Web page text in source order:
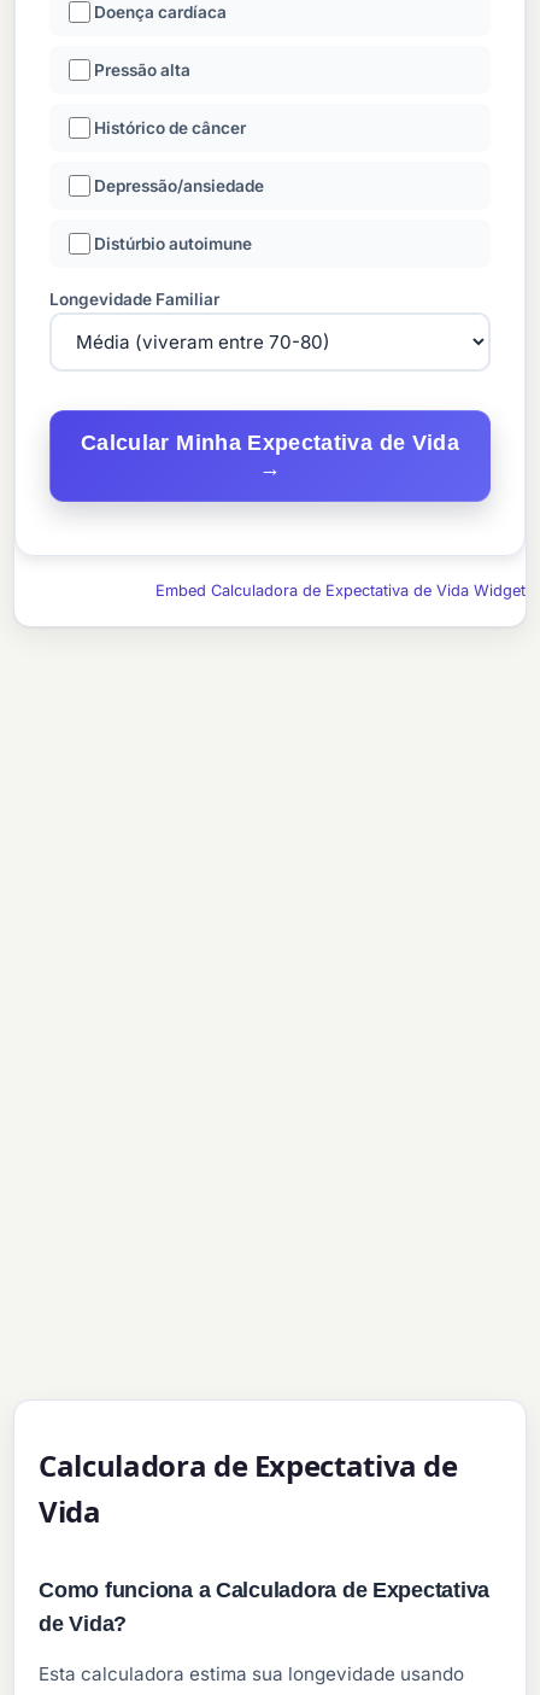
Doença cardíaca
Pressão alta
Histórico de câncer
Depressão/ansiedade
Distúrbio autoimune
Longevidade Familiar
Calcular Minha Expectativa de Vida
→
Embed Calculadora de Expectativa de Vida Widget
Calculadora de Expectativa de
Vida
Como funciona a Calculadora de Expectativa
de Vida?
Esta calculadora estima sua longevidade usando